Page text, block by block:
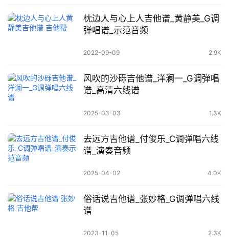
枕边人与心上人吉他谱_黄静美_G调
弹唱谱_示范音频
2022-09-09 2.9K
风吹的沙砾吉他谱_洋澜一_G调弹唱
谱_高清六线谱
2025-03-03 1.3K
去远方吉他谱_付俊乐_C调弹唱六线
谱_演奏音频
2025-04-02 4.0K
俗话说吉他谱_张妙格_G调弹唱六线
谱
2023-11-05 2.3K